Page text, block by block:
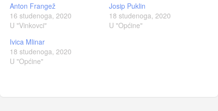
Anton Frangež
16 studenoga, 2020
U "Vinkovci"
Josip Puklin
18 studenoga, 2020
U "Općine"
Ivica Mlinar
18 studenoga, 2020
U "Općine"